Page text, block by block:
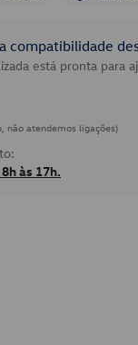
compatibilidade
está pronta para
não atendemos ligações)
às 17h.